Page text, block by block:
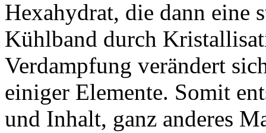
Hexahydrat, die dann eine
Kühlband durch
Verdampfung verändert
einiger Elemente. Somit
und Inhalt, ganz anderes